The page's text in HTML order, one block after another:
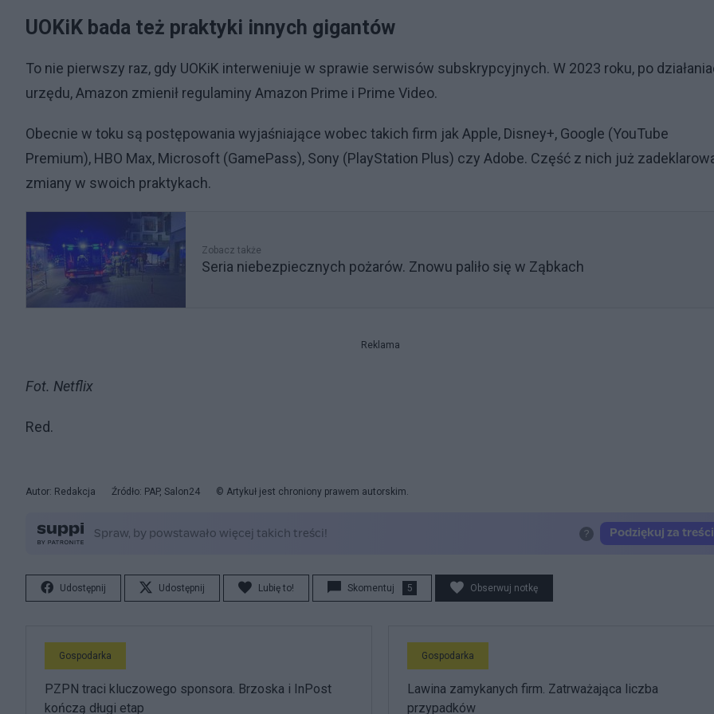
UOKiK bada też praktyki innych gigantów
To nie pierwszy raz, gdy UOKiK interweniuje w sprawie serwisów subskrypcyjnych. W 2023 roku, po
urzędu, Amazon zmienił regulaminy Amazon Prime i Prime Video.
Obecnie w toku są postępowania wyjaśniające wobec takich firm jak Apple, Disney+, Google (YouTube
Premium), HBO Max, Microsoft (GamePass), Sony (PlayStation Plus) czy Adobe. Część z nich już
zmiany w swoich praktykach.
Zobacz także
Seria niebezpiecznych pożarów. Znowu paliło się w Ząbkach
Reklama
Fot. Netflix
Red.
Autor: Redakcja Źródło: PAP, Salon24 © Artykuł jest chroniony prawem autorskim.
Udostępnij Udostępnij Lubię to! Skomentuj 5 Obserwuj notkę
Gospodarka
PZPN traci kluczowego sponsora. Brzoska i InPost
kończą długi etap
Gospodarka
Lawina zamykanych firm. Zatrważająca liczba
przypadków